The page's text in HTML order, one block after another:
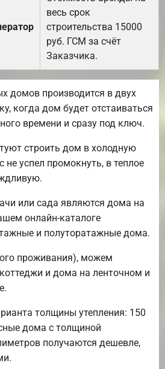
весь срок
строительства 15000
руб. ГСМ за счёт
Заказчика.
домов производится в двух
когда дом будет отстаиваться
времени и сразу под ключ.
строить дом в холодную
не успел промокнуть, в теплое
или сада являются дома на
онлайн-каталоге
и полуторатажные дома.
проживания), можем
и дома на ленточном и
толщины утепления: 150
дома с толщиной
получаются дешевле,